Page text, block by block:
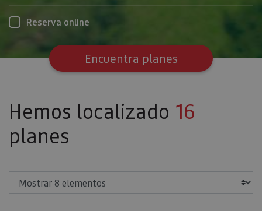
Reserva online
Encuentra planes
Hemos localizado 16
planes